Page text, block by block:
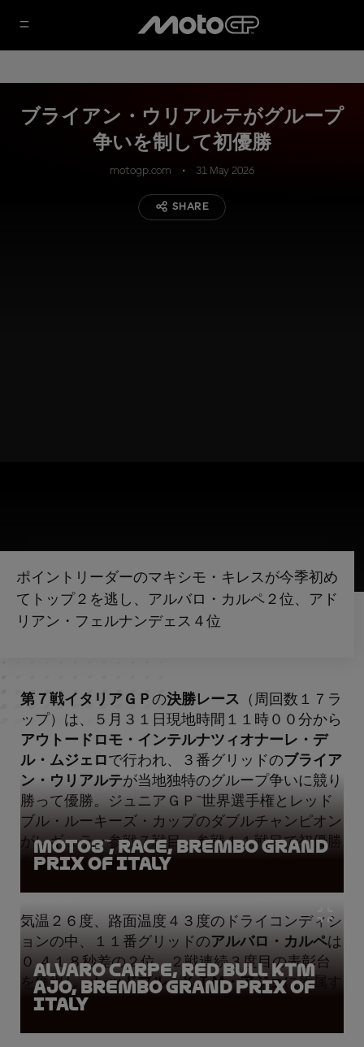
ブライアン・ウリアルテがグループ
争いを制して初優勝
motogp.com 31 May 2026
SHARE
ポイントリーダーのマキシモ・キレスが今季初め
てトップ２を逃し、アルバロ・カルペ２位、アド
リアン・フェルナンデェス４位
第７戦イタリアＧＰ の決勝レース （周回数１７ラ
ップ）は、５月３１日現地時間１１時００分から
アウトードロモ・インテルナツィオナーレ・デ
ル・ムジェロ で行われ、３番グリッドのブライア
ン・ウリアルテが当地独特のグループ争いに競り
勝って優勝。ジュニアＧＰ™世界選手権とレッド
ブル・ルーキーズ・カップのダブルチャンピオン
がレギュラー参戦７戦目、参戦１１戦目で初優勝
を挙げた。
Moto3™, Race, Brembo Grand
Prix of Italy
気温２６度、路面温度４３度のドライコンディシ
ョンの中、１１番グリッドのアルバロ・カルペは
０.４１８秒差の２位。２戦連続３度目の表彰台
を獲得し、レッドブル・ＫＴＭ・アジョに所属す
る２人がワンツーフィニッシュを達成。
Alvaro Carpe, Red Bull KTM
Ajo, Brembo Grand Prix of
Italy